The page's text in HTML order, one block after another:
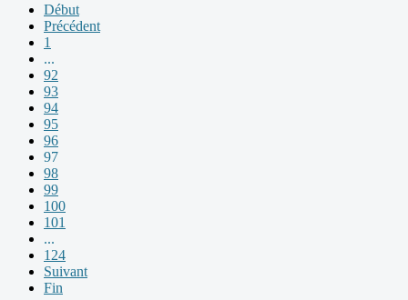
Début
Précédent
1
...
92
93
94
95
96
97
98
99
100
101
...
124
Suivant
Fin